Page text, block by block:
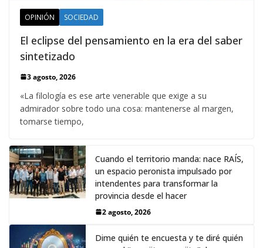
OPINIÓN SOCIEDAD
El eclipse del pensamiento en la era del saber
sintetizado
3 agosto, 2026
«La filología es ese arte venerable que exige a su
admirador sobre todo una cosa: mantenerse al margen,
tomarse tiempo,
Cuando el territorio manda: nace RAÍS,
un espacio peronista impulsado por
intendentes para transformar la
provincia desde el hacer
2 agosto, 2026
Dime quién te encuesta y te diré quién